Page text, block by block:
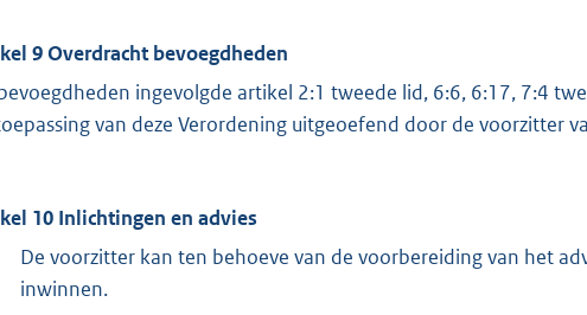
9 Overdracht bevoegdheden
ingevolgde artikel 2:1 tweede lid, 6:6, 6:17, 7:4
van deze Verordening uitgeoefend door de voorzitter
10 Inlichtingen en advies
De voorzitter kan ten behoeve van de voorbereiding van het
inwinnen.